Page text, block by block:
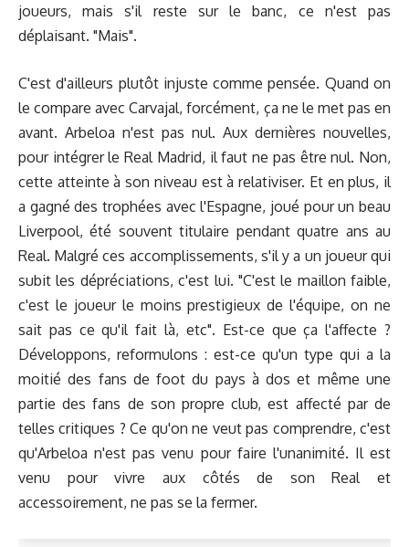
joueurs, mais s'il reste sur le banc, ce n'est pas
déplaisant. "Mais".
C'est d'ailleurs plutôt injuste comme pensée. Quand on
le compare avec Carvajal, forcément, ça ne le met pas en
avant. Arbeloa n'est pas nul. Aux dernières nouvelles,
pour intégrer le Real Madrid, il faut ne pas être nul. Non,
cette atteinte à son niveau est à relativiser. Et en plus, il
a gagné des trophées avec l'Espagne, joué pour un beau
Liverpool, été souvent titulaire pendant quatre ans au
Real. Malgré ces accomplissements, s'il y a un joueur qui
subit les dépréciations, c'est lui. "C'est le maillon faible,
c'est le joueur le moins prestigieux de l'équipe, on ne
sait pas ce qu'il fait là, etc". Est-ce que ça l'affecte ?
Développons, reformulons : est-ce qu'un type qui a la
moitié des fans de foot du pays à dos et même une
partie des fans de son propre club, est affecté par de
telles critiques ? Ce qu'on ne veut pas comprendre, c'est
qu'Arbeloa n'est pas venu pour faire l'unanimité. Il est
venu pour vivre aux côtés de son Real et
accessoirement, ne pas se la fermer.